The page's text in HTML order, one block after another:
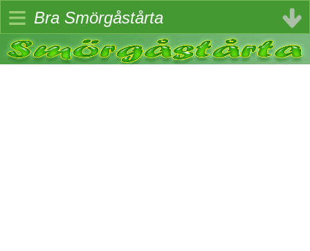
Bra Smörgåstårta
≡